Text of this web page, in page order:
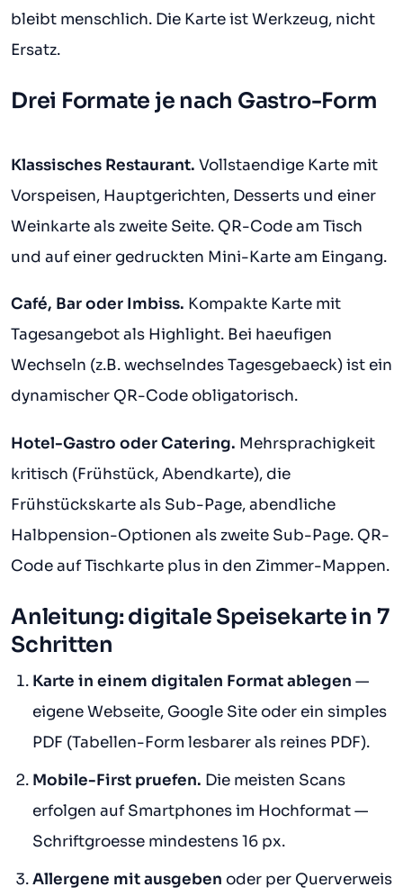
bleibt menschlich. Die Karte ist Werkzeug, nicht
Ersatz.
Drei Formate je nach Gastro-Form
Klassisches Restaurant. Vollstaendige Karte mit
Vorspeisen, Hauptgerichten, Desserts und einer
Weinkarte als zweite Seite. QR-Code am Tisch
und auf einer gedruckten Mini-Karte am Eingang.
Café, Bar oder Imbiss. Kompakte Karte mit
Tagesangebot als Highlight. Bei haeufigen
Wechseln (z.B. wechselndes Tagesgebaeck) ist ein
dynamischer QR-Code obligatorisch.
Hotel-Gastro oder Catering. Mehrsprachigkeit
kritisch (Frühstück, Abendkarte), die
Frühstückskarte als Sub-Page, abendliche
Halbpension-Optionen als zweite Sub-Page. QR-
Code auf Tischkarte plus in den Zimmer-Mappen.
Anleitung: digitale Speisekarte in 7
Schritten
Karte in einem digitalen Format ablegen —
eigene Webseite, Google Site oder ein simples
PDF (Tabellen-Form lesbarer als reines PDF).
Mobile-First pruefen. Die meisten Scans
erfolgen auf Smartphones im Hochformat —
Schriftgroesse mindestens 16 px.
Allergene mit ausgeben oder per Querverweis